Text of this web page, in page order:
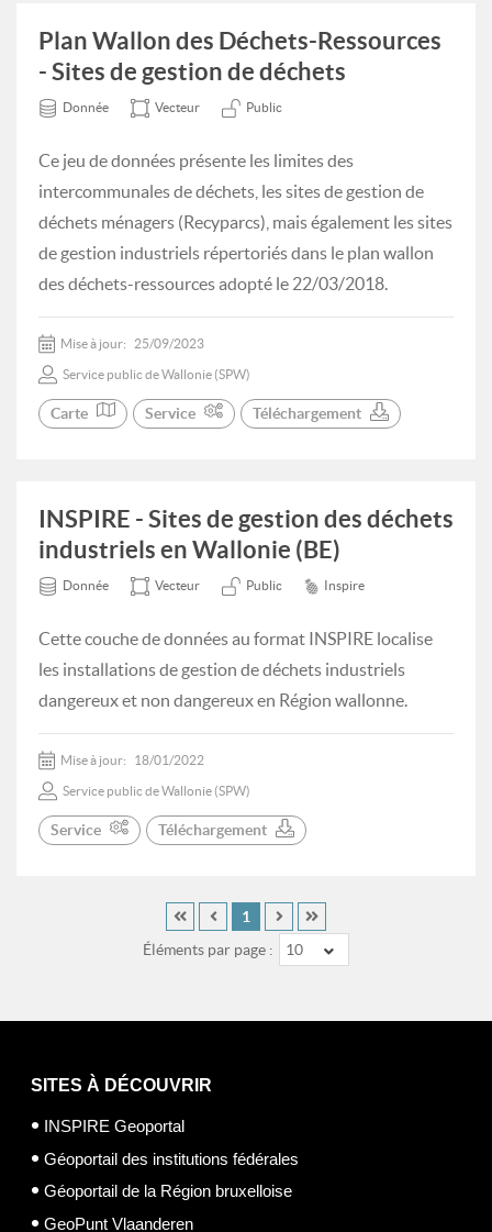
Plan Wallon des Déchets-Ressources
- Sites de gestion de déchets
Donnée Vecteur Public
Ce jeu de données présente les limites des
intercommunales de déchets, les sites de gestion de
déchets ménagers (Recyparcs), mais également les sites
de gestion industriels répertoriés dans le plan wallon
des déchets-ressources adopté le 22/03/2018.
Mise à jour: 25/09/2023
Service public de Wallonie (SPW)
Carte Service Téléchargement
INSPIRE - Sites de gestion des déchets
industriels en Wallonie (BE)
Donnée Vecteur Public Inspire
Cette couche de données au format INSPIRE localise
les installations de gestion de déchets industriels
dangereux et non dangereux en Région wallonne.
Mise à jour: 18/01/2022
Service public de Wallonie (SPW)
Service Téléchargement
Éléments par page : 10
1
SITES À DÉCOUVRIR
INSPIRE Geoportal
Géoportail des institutions fédérales
Géoportail de la Région bruxelloise
GeoPunt Vlaanderen